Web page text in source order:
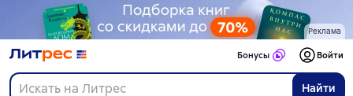
Реклама
Найти
Бонусы Войти